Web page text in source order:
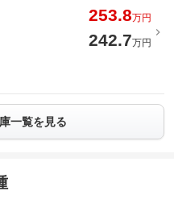
253.8万円
242.7万円
一覧を見る